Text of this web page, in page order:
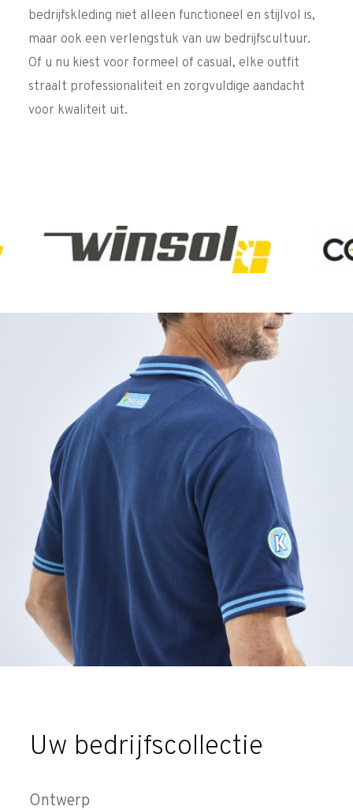
bedrijfskleding niet alleen functioneel en stijlvol is,
maar ook een verlengstuk van uw bedrijfscultuur.
Of u nu kiest voor formeel of casual, elke outfit
straalt professionaliteit en zorgvuldige aandacht
voor kwaliteit uit.
Uw bedrijfscollectie
Ontwerp